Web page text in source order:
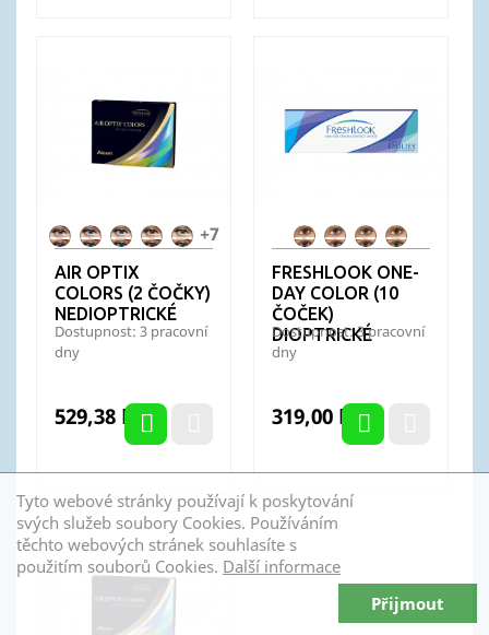
Tyto webové stránky používají k poskytování
svých služeb soubory Cookies. Používáním
těchto webových stránek souhlasíte s
použitím souborů Cookies. Další informace
Přijmout
AIR OPTIX
COLORS (2 ČOČKY)
NEDIOPTRICKÉ
Dostupnost: 3 pracovní
dny
Cena
529,38 Kč
AO
Amethyst
AO
Blue
AO
Brilliant
Blue
AO
Brown
AO
Gemstone
Green
+7
FRESHLOOK ONE-
DAY COLOR (10
ČOČEK)
DIOPTRICKÉ
Dostupnost: 3 pracovní
dny
Cena
319,00 Kč
FL
Blue
FL
Grey
FL
Green
FL
Pure
Hazel